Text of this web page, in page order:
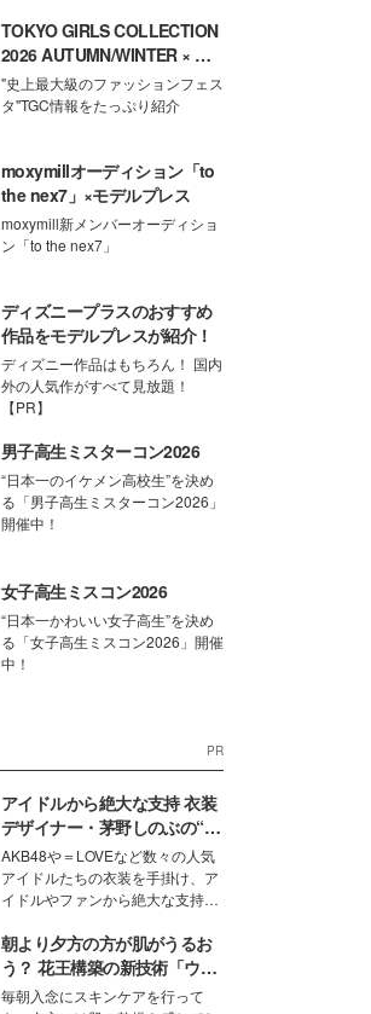
TOKYO GIRLS COLLECTION
2026 AUTUMN/WINTER × モ
デルプレス
"史上最大級のファッションフェス
タ"TGC情報をたっぷり紹介
moxymillオーディション「to
the nex7」×モデルプレス
moxymill新メンバーオーディショ
ン「to the nex7」
ディズニープラスのおすすめ
作品をモデルプレスが紹介！
ディズニー作品はもちろん！ 国内
外の人気作がすべて見放題！
【PR】
男子高生ミスターコン2026
“日本一のイケメン高校生”を決め
る「男子高生ミスターコン2026」
開催中！
女子高生ミスコン2026
“日本一かわいい女子高生”を決め
る「女子高生ミスコン2026」開催
中！
PR
アイドルから絶大な支持 衣装
デザイナー・茅野しのぶの“可
愛い”を作る美学＜「シチズン
クロスシー」インタビュー＞
AKB48や＝LOVEなど数々の人気
アイドルたちの衣装を手掛け、ア
イドルやファンから絶大な支持を
取締役兼クリエイティブディレク
ター・茅野しのぶ。一人ひとりの
個性に寄り添い、魅力を引き出す
衣装作りは、多くの女性たちに勇
朝より夕方の方が肌がうるお
う？ 花王構築の新技術「ウォ
ーターキャプチャリングスキ
毎朝入念にスキンケアを行って